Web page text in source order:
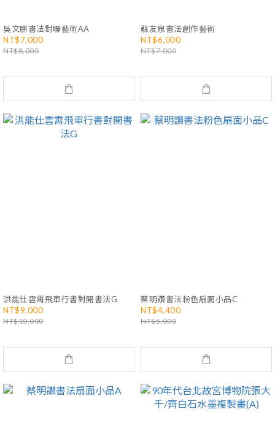
吳文勝書法對聯藝術AA
NT$7,000
NT$8,000
蘇友泉書法創作藝術
NT$6,000
NT$7,000
洪能仕雲霄飛車行書對開書法G
NT$9,000
NT$10,000
蔡明讚書法粉色扇面小品C
NT$4,400
NT$5,000